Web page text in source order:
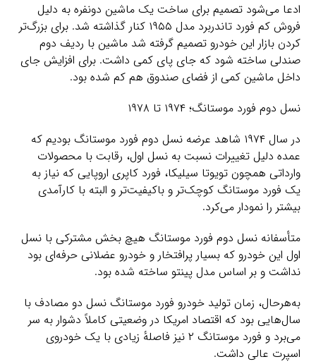
ادعا می‌شود تصمیم برای ساخت یک ماشین دونفره به دلیل
فروش کم فورد تاندربرد مدل ۱۹۵۵ کنار گذاشته شد. برای بزرگ‌تر
کردن بازار این خودرو تصمیم گرفته شد ماشین با ردیف دوم
صندلی ساخته شود که جای پای کمی داشت. برای افزایش جای
داخل ماشین کمی از فضای صندوق هم کم شده بود.
نسل دوم فورد موستانگ؛ ۱۹۷۴ تا ۱۹۷۸
در سال ۱۹۷۴ شاهد عرضه نسل دوم فورد موستانگ بودیم که
عمده دلیل تغییرات نسبت به نسل اول، رقابت با محصولات
وارداتی همچون تویوتا سیلیکا، فورد کاپری اروپایی که نیاز به
یک فورد موستانگ کوچک‌تر و باکیفیت‌تر و البته با کارآمدی
بیشتر را نمودار می‌کرد.
متأسفانه نسل دوم فورد موستانگ هیچ بخش مشترکی با نسل
اول این خودرو که بسیار پرافتخار و خودرو عضلانی حرفه‌ای بود
نداشت و بر اساس مدل پینتو ساخته شده بود.
به‌هرحال، زمان تولید خودرو فورد موستانگ نسل دو مصادف با
سال‌هایی بود که اقتصاد امریکا در وضعیتی کاملاً دشوار به سر
می‌برد و فورد موستانگ ۲ نیز فاصلهٔ زیادی با یک خودروی
اسپرت عالی داشت.